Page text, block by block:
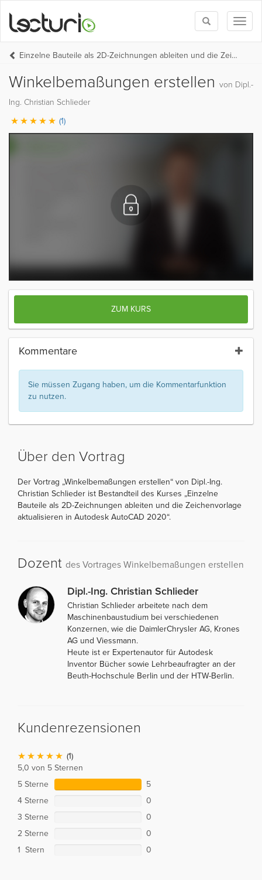
Toggle
search
Einzelne Bauteile als 2D-Zeichnungen ableiten und die Zeichenvorlage aktualisieren in Autodesk AutoCAD 2020
Winkelbemaßungen erstellen von Dipl.-
Ing. Christian Schlieder
(1)
ZUM KURS
Kommentare
Sie müssen Zugang haben, um die Kommentarfunktion
zu nutzen.
Über den Vortrag
Der Vortrag „Winkelbemaßungen erstellen“ von Dipl.-Ing.
Christian Schlieder ist Bestandteil des Kurses „Einzelne
Bauteile als 2D-Zeichnungen ableiten und die Zeichenvorlage
aktualisieren in Autodesk AutoCAD 2020“.
Dozent des Vortrages Winkelbemaßungen erstellen
Dipl.-Ing. Christian Schlieder
Christian Schlieder arbeitete nach dem
Maschinenbaustudium bei verschiedenen
Konzernen, wie die DaimlerChrysler AG, Krones
AG und Viessmann.
Heute ist er Expertenautor für Autodesk
Inventor Bücher sowie Lehrbeaufragter an der
Beuth-Hochschule Berlin und der HTW-Berlin.
Kundenrezensionen
(1)
5,0 von 5 Sternen
5 Sterne
5
4 Sterne
0
3 Sterne
0
2 Sterne
0
1 Stern
0